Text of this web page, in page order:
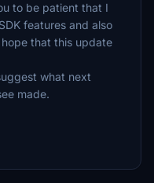
to be patient that I
features and also
that this update
what next
made.